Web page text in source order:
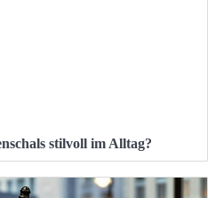
stilvoll im Alltag?